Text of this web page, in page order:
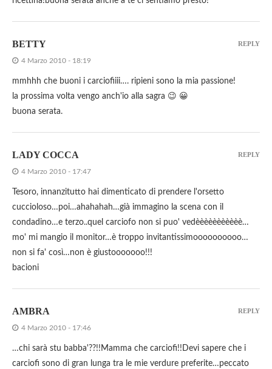
BETTY
4 Marzo 2010 - 18:19
mmhhh che buoni i carciofiiii…. ripieni sono la mia passione!
la prossima volta vengo anch'io alla sagra 😉 😀
buona serata.
REPLY
LADY COCCA
4 Marzo 2010 - 17:47
Tesoro, innanzitutto hai dimenticato di prendere l'orsetto
cuccioloso…poi…ahahahah…già immagino la scena con il
condadino…e terzo..quel carciofo non si puo' vedèèèèèèèèèèè…
mo' mi mangio il monitor…è troppo invitantissimoooooooooo…
non si fa' così…non è giustooooooo!!!
bacioni
REPLY
AMBRA
4 Marzo 2010 - 17:46
…chi sarà stu babba'??!!Mamma che carciofi!!Devi sapere che i
carciofi sono di gran lunga tra le mie verdure preferite…peccato
REPLY